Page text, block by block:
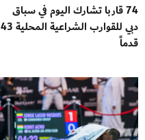
74 قاربا تشارك اليوم في سباق
دبي للقوارب الشراعية المحلية 43
قدماً